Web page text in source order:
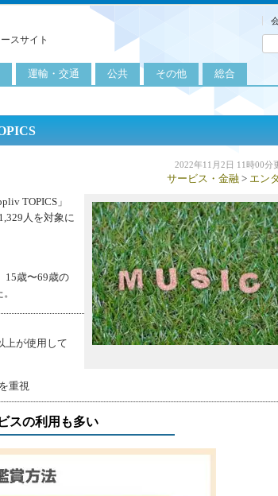
スサイト
運輸・交通
自動車
航空
公共 その他
教育
健康・美容
労働・仕事
総合
2022年11月2日 11時00分
サービス・金融 > エン
TOPICS」
人を対象に
15歳〜69歳の
上が使用して
重視
スの利用も多い